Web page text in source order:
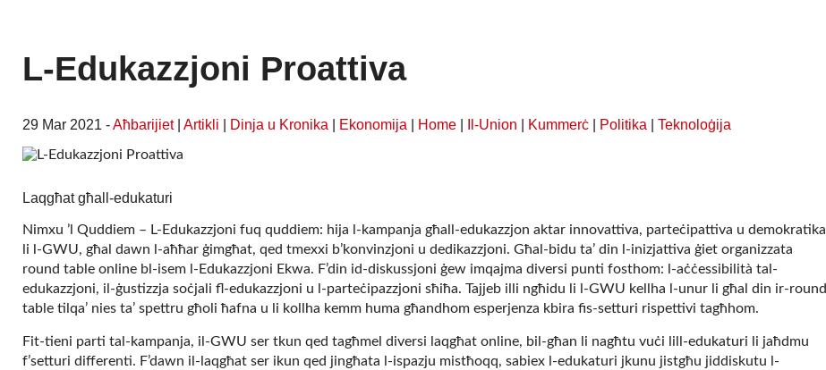
L-Edukazzjoni Proattiva
29 Mar 2021 -Aħbarijiet| Artikli Dinja u Kronika Ekonomija Home Il-Union Kummerċ Politika Teknoloġija
Laqgħat għall-edukaturi
Nimxu ʼl Quddiem – L-Edukazzjoni fuq quddiem: hija l-kampanja għall-edukazzjon aktar innovattiva, parteċipattiva u demokratika
li l-GWU, għal dawn l-aħħar ġimgħat, qed tmexxi b’konvinzjoni u dedikazzjoni. Għal-bidu ta’ din l-inizjattiva ġiet organizzata
round table online bl-isem l-Edukazzjoni Ekwa. F’din id-diskussjoni ġew imqajma diversi punti fosthom: l-aċċessibilità tal-
edukazzjoni, il-ġustizzja soċjali fl-edukazzjoni u l-parteċipazzjoni sħiħa. Tajjeb illi ngħidu li l-GWU kellha l-unur li għal din ir-round
table tilqa’ nies ta’ spettru għoli ħafna u li kollha kemm huma għandhom esperjenza kbira fis-setturi rispettivi tagħhom.
Fit-tieni parti tal-kampanja, il-GWU ser tkun qed tagħmel diversi laqgħat online, bil-għan li nagħtu vuċi lill-edukaturi li jaħdmu
f’setturi differenti. F’dawn il-laqgħat ser ikun qed jingħata l-ispazju mistħoqq, sabiex l-edukaturi jkunu jistgħu jiddiskutu l-